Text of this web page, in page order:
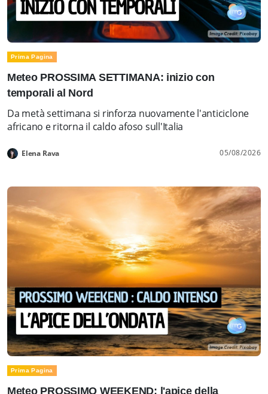
Prima Pagina
Meteo PROSSIMA SETTIMANA: inizio con
temporali al Nord
Da metà settimana si rinforza nuovamente l'anticiclone
africano e ritorna il caldo afoso sull'Italia
Elena Rava 05/08/2026
Prima Pagina
Meteo PROSSIMO WEEKEND: l'apice della